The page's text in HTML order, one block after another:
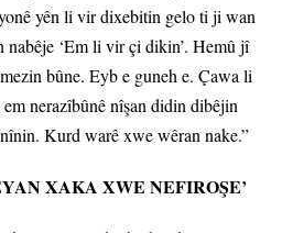
yên li vir dixebitin gelo ti ji wan
‘Em li vir çi dikin’. Hemû jî
bûne. Eyb e guneh e. Çawa li
nerazîbûnê nîşan didin dibêjin
Kurd warê xwe wêran nake.”
XAKA XWE NEFIROŞE’